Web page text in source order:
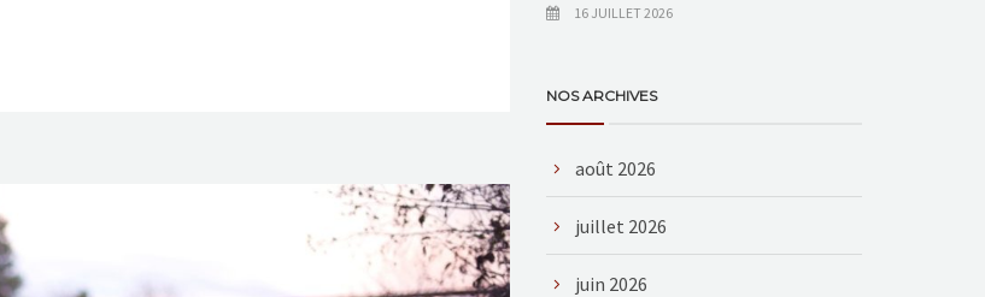
16 JUILLET 2026
NOS ARCHIVES
août 2026
juillet 2026
juin 2026